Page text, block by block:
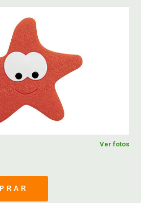
Ver fotos
BLOG
DESPIECE